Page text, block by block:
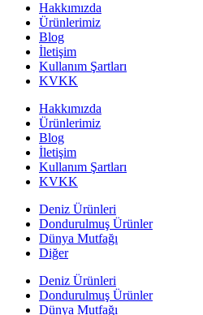
Hakkımızda
Ürünlerimiz
Blog
İletişim
Kullanım Şartları
KVKK
Hakkımızda
Ürünlerimiz
Blog
İletişim
Kullanım Şartları
KVKK
Deniz Ürünleri
Dondurulmuş Ürünler
Dünya Mutfağı
Diğer
Deniz Ürünleri
Dondurulmuş Ürünler
Dünya Mutfağı